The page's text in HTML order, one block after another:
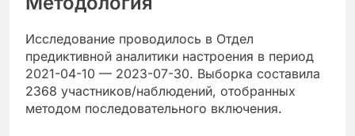
Исследование проводилось в Отдел
предиктивной аналитики настроения в период
2021-04-10 — 2023-07-30. Выборка составила
2368 участников/наблюдений, отобранных
методом последовательного включения.